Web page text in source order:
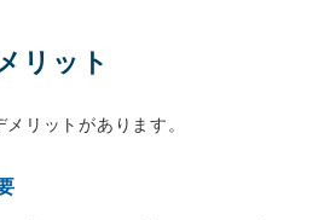
リット
リットがあります。